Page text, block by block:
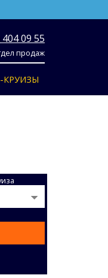
404 09 55
продаж